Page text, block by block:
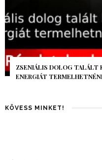
AZ AI-VILÁGVÉGE ÁRNYÉKA,
EGÉSZ VILÁG
KÖVESS MINKET!